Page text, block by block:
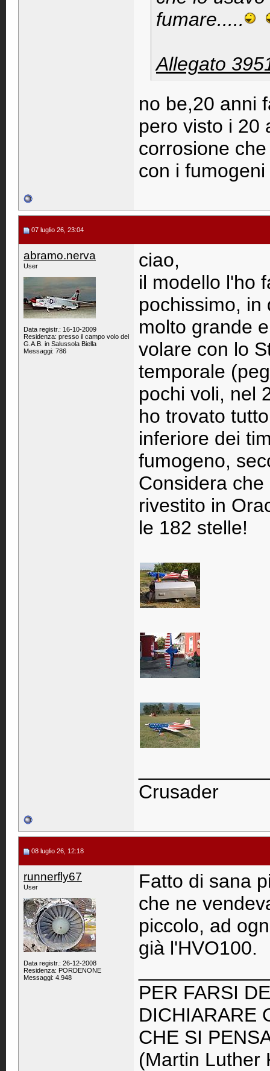
fumare.....
Allegato
no be,20 anni
pero visto i 20
corrosione
con i
07 luglio 26, 23:04
abramo.nerva
User
Data registr.: 16-10-2009
Residenza: presso il campo volo del
G.A.B. in Salussola Biella
Messaggi: 786
ciao,
il modello l'ho
pochissimo, in
molto grande
volare con lo
temporale
pochi voli, nel
ho trovato
inferiore dei
fumogeno,
Considera
rivestito in
le 182 stelle!
Crusader
08 luglio 26, 12:18
runnerfly67
User
Data registr.: 26-12-2008
Residenza: PORDENONE
Messaggi: 4.948
Fatto di sana
che ne
piccolo, ad
già l'HVO100.
PER FARSI
DICHIARARE
CHE SI
(Martin Luther